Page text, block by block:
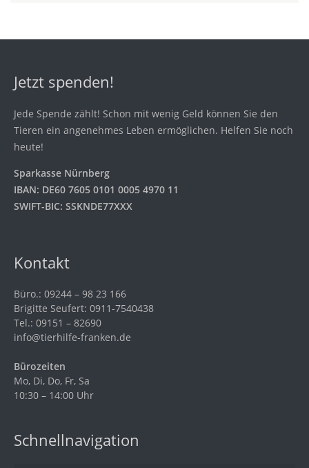
Jetzt spenden!
Jede Spende zählt! Schon mit wenig Geld können Sie den
Tieren ein angenehmes Leben ermöglichen. Helfen Sie noch
heute!
Sparkasse Nürnberg
IBAN: DE60 7605 0101 0005 4970 11
SWIFT-BIC: SSKNDE77XXX
Kontakt
Büro.: 09244 – 98 23 166
Brigitte Seufert: 0911-7540438
Tel.: 09151 – 82690
info@tierhilfe-franken.de
Bürozeiten
Mo, Di, Do, Fr, Sa
10:30 – 14:00 Uhr
Schnellnavigation